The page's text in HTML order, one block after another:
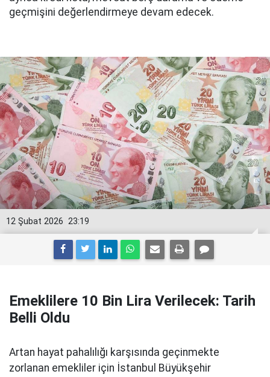
geçmişini değerlendirmeye devam edecek.
23:19
12 Şubat 2026
Emeklilere 10 Bin Lira Verilecek: Tarih
Belli Oldu
Artan hayat pahalılığı karşısında geçinmekte
zorlanan emekliler için İstanbul Büyükşehir